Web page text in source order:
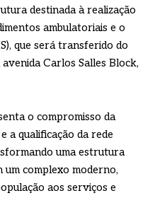
destinada à realização
ambulatoriais e o
que será transferido do
Carlos Salles Block,
o compromisso da
a qualificação da rede
uma estrutura
um complexo moderno,
aos serviços e